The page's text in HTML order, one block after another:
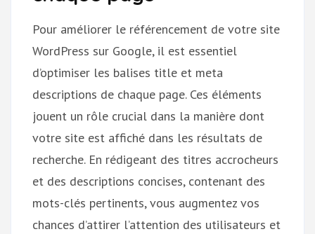
Pour améliorer le référencement de votre site
WordPress sur Google, il est essentiel
d’optimiser les balises title et meta
descriptions de chaque page. Ces éléments
jouent un rôle crucial dans la manière dont
votre site est affiché dans les résultats de
recherche. En rédigeant des titres accrocheurs
et des descriptions concises, contenant des
mots-clés pertinents, vous augmentez vos
chances d’attirer l’attention des utilisateurs et